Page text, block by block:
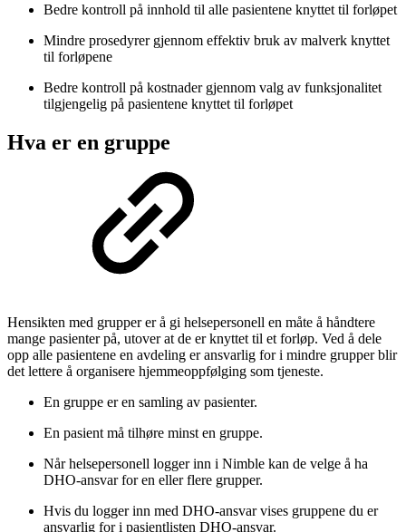
Bedre kontroll på innhold til alle pasientene knyttet til forløpet
Mindre prosedyrer gjennom effektiv bruk av malverk knyttet
til forløpene
Bedre kontroll på kostnader gjennom valg av funksjonalitet
tilgjengelig på pasientene knyttet til forløpet
Hva er en gruppe
Hensikten med grupper er å gi helsepersonell en måte å håndtere
mange pasienter på, utover at de er knyttet til et forløp. Ved å dele
opp alle pasientene en avdeling er ansvarlig for i mindre grupper blir
det lettere å organisere hjemmeoppfølging som tjeneste.
En gruppe er en samling av pasienter.
En pasient må tilhøre minst en gruppe.
Når helsepersonell logger inn i Nimble kan de velge å ha
DHO-ansvar for en eller flere grupper.
Hvis du logger inn med DHO-ansvar vises gruppene du er
ansvarlig for i pasientlisten DHO-ansvar.